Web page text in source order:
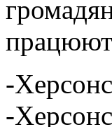
-
-